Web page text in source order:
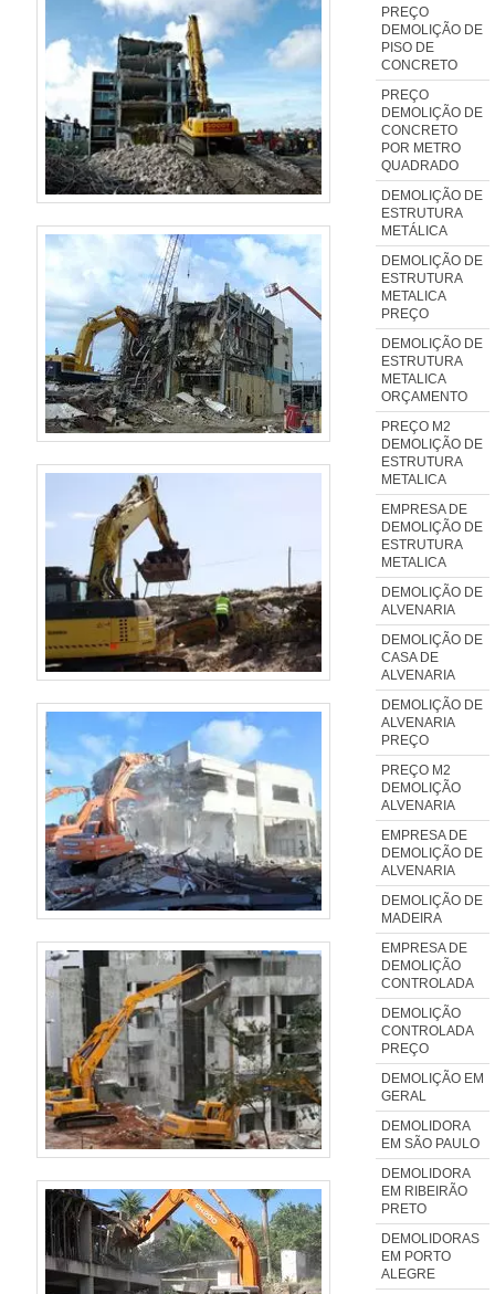
lucratividade, deve oferecer
produtos e serviços que tenham
ótima qualidade e excelente
custo-benefício, detalhes
primordiais que são deixados de
lado por muitas empresas que
não focam na fidelização do
cliente.Tudo isso que já foi
explorado é a razão pela qual a
Activa Demolidora é uma
empresa responsável quando se
trata do segmento de demolições
e desmontagem industrial. A
empresa foca a tecnologia e
desenvolvimento no que gera
resultado e qualidade para os
NO SEGMENTONa Activa
Demolidora sempre tem a
solução mais buscada na área
de demolições e desmontagem
industrial. Sempre de olho no
mercado, traz novidades em
itens como britagem de concreto
e cortes de morro com ótima
qualidade e precisão.Com a
organização é possível tirar as
suas dúvidas sobre os serviços
do ramo, além de contar com os
melhores profissionais e
instalações. Assim, conquistando
a confiança e a satisfação dos
clientes, que são os maiores
Demolidora é uma empresa que
tem sido preferência no
segmento por toda seriedade e
qualidade, o que garante o
sucesso aos parceiros de ponta
a ponta.
PREÇO
DEMOLIÇÃO DE
PISO DE
CONCRETO
PREÇO
DEMOLIÇÃO DE
CONCRETO
POR METRO
QUADRADO
DEMOLIÇÃO DE
ESTRUTURA
METÁLICA
DEMOLIÇÃO DE
ESTRUTURA
METALICA
PREÇO
DEMOLIÇÃO DE
ESTRUTURA
METALICA
ORÇAMENTO
PREÇO M2
DEMOLIÇÃO DE
ESTRUTURA
METALICA
EMPRESA DE
DEMOLIÇÃO DE
ESTRUTURA
METALICA
DEMOLIÇÃO DE
ALVENARIA
DEMOLIÇÃO DE
CASA DE
ALVENARIA
DEMOLIÇÃO DE
ALVENARIA
PREÇO
PREÇO M2
DEMOLIÇÃO
ALVENARIA
EMPRESA DE
DEMOLIÇÃO DE
ALVENARIA
DEMOLIÇÃO DE
MADEIRA
EMPRESA DE
DEMOLIÇÃO
CONTROLADA
DEMOLIÇÃO
CONTROLADA
PREÇO
DEMOLIÇÃO EM
GERAL
DEMOLIDORA
EM SÃO PAULO
DEMOLIDORA
EM RIBEIRÃO
PRETO
DEMOLIDORAS
EM PORTO
ALEGRE